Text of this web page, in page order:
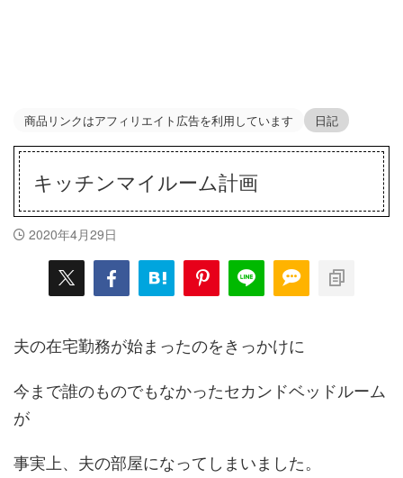
商品リンクはアフィリエイト広告を利用しています 日記
キッチンマイルーム計画
2020年4月29日
夫の在宅勤務が始まったのをきっかけに
今まで誰のものでもなかったセカンドベッドルーム
が
事実上、夫の部屋になってしまいました。